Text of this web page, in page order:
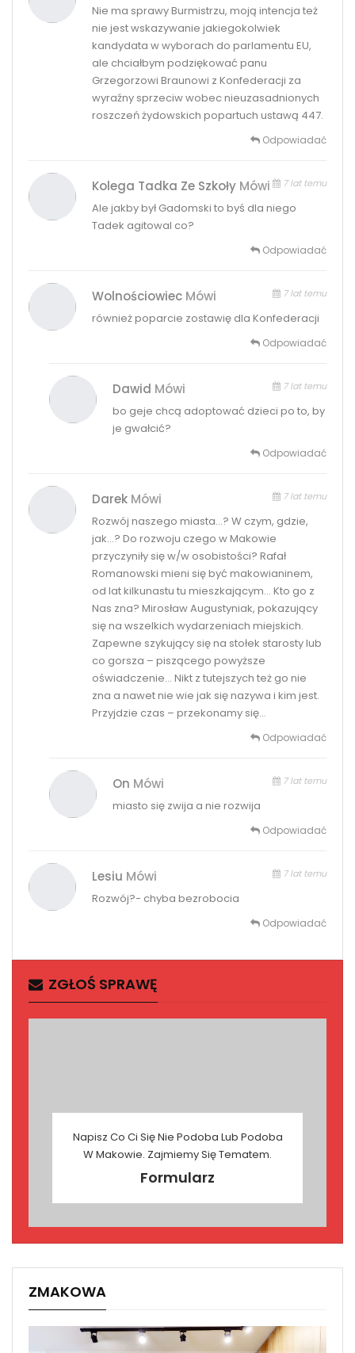
Nie ma sprawy Burmistrzu, moją intencja też
nie jest wskazywanie jakiegokolwiek
kandydata w wyborach do parlamentu EU,
ale chciałbym podziękować panu
Grzegorzowi Braunowi z Konfederacji za
wyraźny sprzeciw wobec nieuzasadnionych
roszczeń żydowskich popartuch ustawą 447.
Odpowiadać
Kolega Tadka Ze Szkoły Mówi 7 lat temu
Ale jakby był Gadomski to byś dla niego
Tadek agitowal co?
Odpowiadać
Wolnościowiec Mówi 7 lat temu
również poparcie zostawię dla Konfederacji
Odpowiadać
Dawid Mówi 7 lat temu
bo geje chcą adoptować dzieci po to, by
je gwałcić?
Odpowiadać
Darek Mówi 7 lat temu
Rozwój naszego miasta…? W czym, gdzie,
jak…? Do rozwoju czego w Makowie
przyczyniły się w/w osobistości? Rafał
Romanowski mieni się być makowianinem,
od lat kilkunastu tu mieszkającym… Kto go z
Nas zna? Mirosław Augustyniak, pokazujący
się na wszelkich wydarzeniach miejskich.
Zapewne szykujący się na stołek starosty lub
co gorsza – piszącego powyższe
oświadczenie… Nikt z tutejszych też go nie
zna a nawet nie wie jak się nazywa i kim jest.
Przyjdzie czas – przekonamy się…
Odpowiadać
On Mówi 7 lat temu
miasto się zwija a nie rozwija
Odpowiadać
Lesiu Mówi 7 lat temu
Rozwój?- chyba bezrobocia
Odpowiadać
ZGŁOŚ SPRAWĘ
Napisz Co Ci Się Nie Podoba Lub Podoba
W Makowie. Zajmiemy Się Tematem.
Formularz
ZMAKOWA